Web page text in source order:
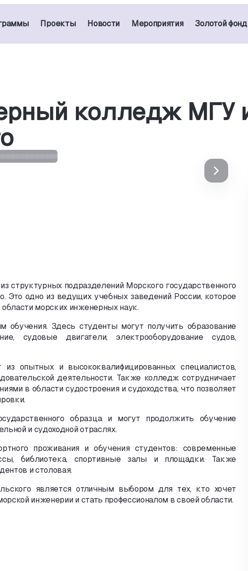
Проекты Новости Мероприятия Золотой фонд
колледж МГУ
структурных подразделений Морского государственного
. Это одно из ведущих учебных заведений России, которое
морских инженерных наук.
обучения. Здесь студенты могут получить образование
, судовые двигатели, электрооборудование судов,
из опытных и высококвалифицированных специалистов,
деятельности. Также колледж сотрудничает
в области судостроения и судоходства, что позволяет
образца и могут продолжить обучение
и судоходной отраслях.
проживания и обучения студентов: современные
, библиотека,
спортивные залы и площадки. Также
и столовая.
является отличным выбором для тех, кто хочет
инженерии и стать профессионалом в своей области.